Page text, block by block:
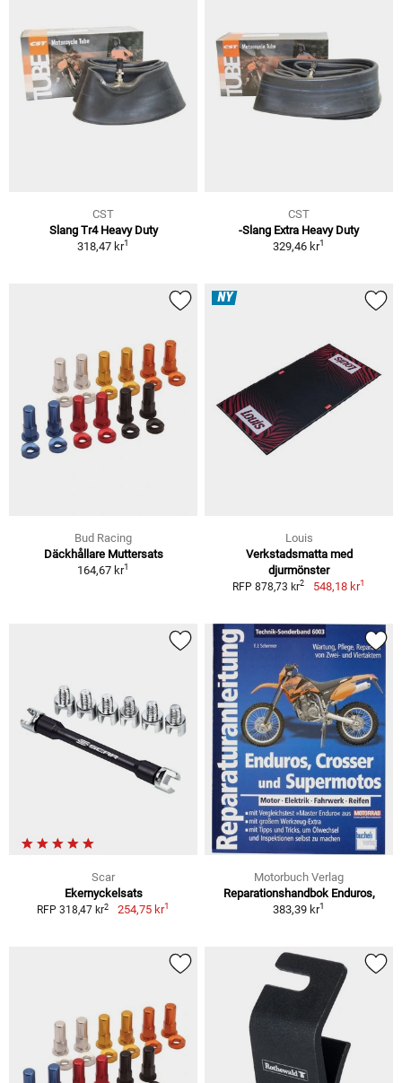
CST
Slang Tr4 Heavy Duty
318,47 kr1
CST
-Slang Extra Heavy Duty
329,46 kr1
Bud Racing
Däckhållare Muttersats
164,67 kr1
NY
Louis
Verkstadsmatta med
djurmönster
RFP 878,73 kr2 548,18 kr1
Scar
Ekernyckelsats
RFP 318,47 kr2 254,75 kr1
Motorbuch Verlag
Reparationshandbok Enduros,
383,39 kr1